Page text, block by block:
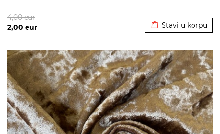
2,00 eur
4,00eur
Stavi u korpu